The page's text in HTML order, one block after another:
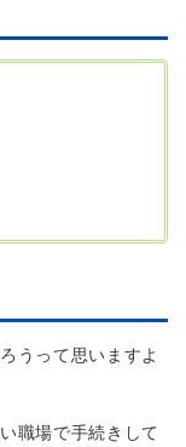
うって思いますよ
職場で手続きして